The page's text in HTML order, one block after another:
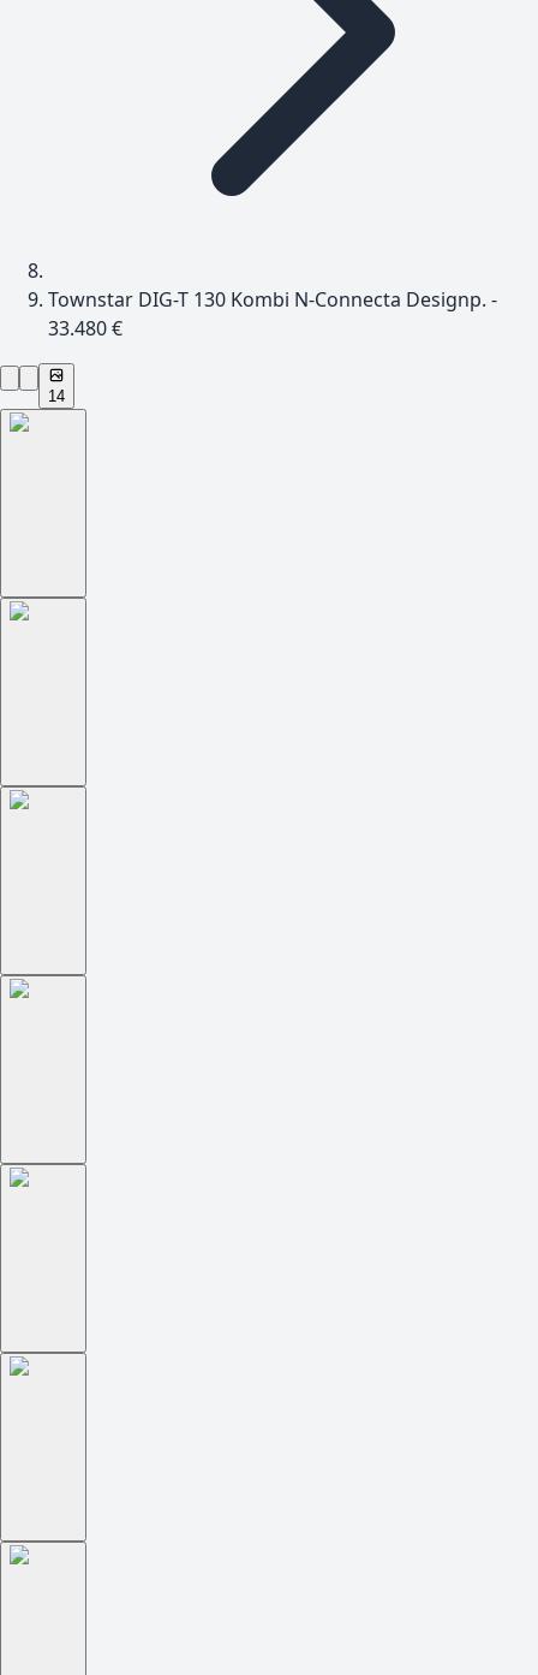
Townstar DIG-T 130 Kombi N-Connecta Designp. -
33.480 €
14